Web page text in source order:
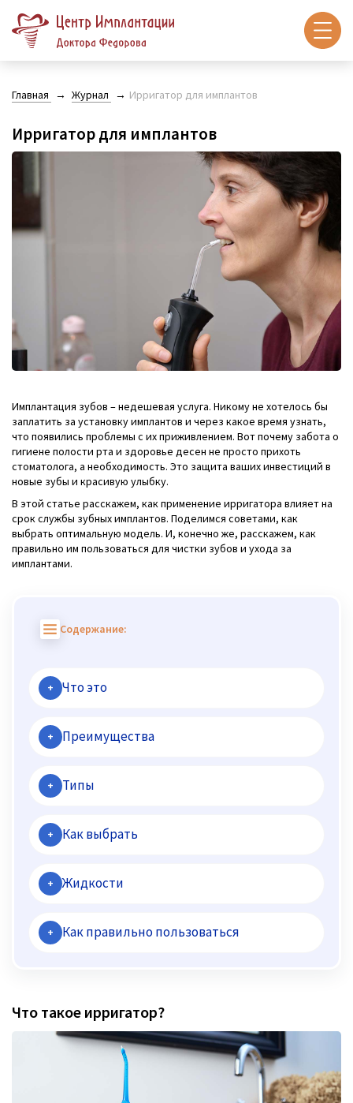
Главная Журнал Ирригатор для имплантов
Ирригатор для имплантов
Имплантация зубов – недешевая услуга. Никому не хотелось бы
заплатить за установку имплантов и через какое время узнать,
что появились проблемы с их приживлением. Вот почему забота о
гигиене полости рта и здоровье десен не просто прихоть
стоматолога, а необходимость. Это защита ваших инвестиций в
новые зубы и красивую улыбку.
В этой статье расскажем, как применение ирригатора влияет на
срок службы зубных имплантов. Поделимся советами, как
выбрать оптимальную модель. И, конечно же, расскажем, как
правильно им пользоваться для чистки зубов и ухода за
имплантами.
Содержание:
+ Что это
+ Преимущества
+ Типы
+ Как выбрать
+ Жидкости
+ Как правильно пользоваться
Что такое ирригатор?